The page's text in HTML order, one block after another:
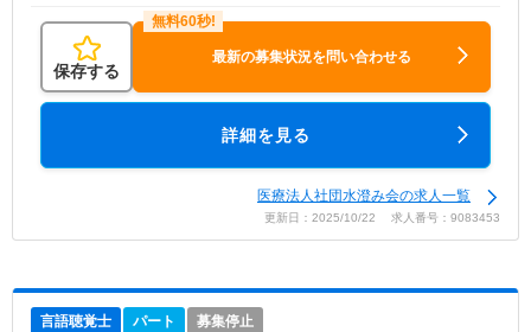
保存する
最新の募集状況を問い合わせる
詳細を見る
医療法人社団水澄み会の求人一覧
更新日：2025/10/22 求人番号：9083453
言語聴覚士 パート 募集停止